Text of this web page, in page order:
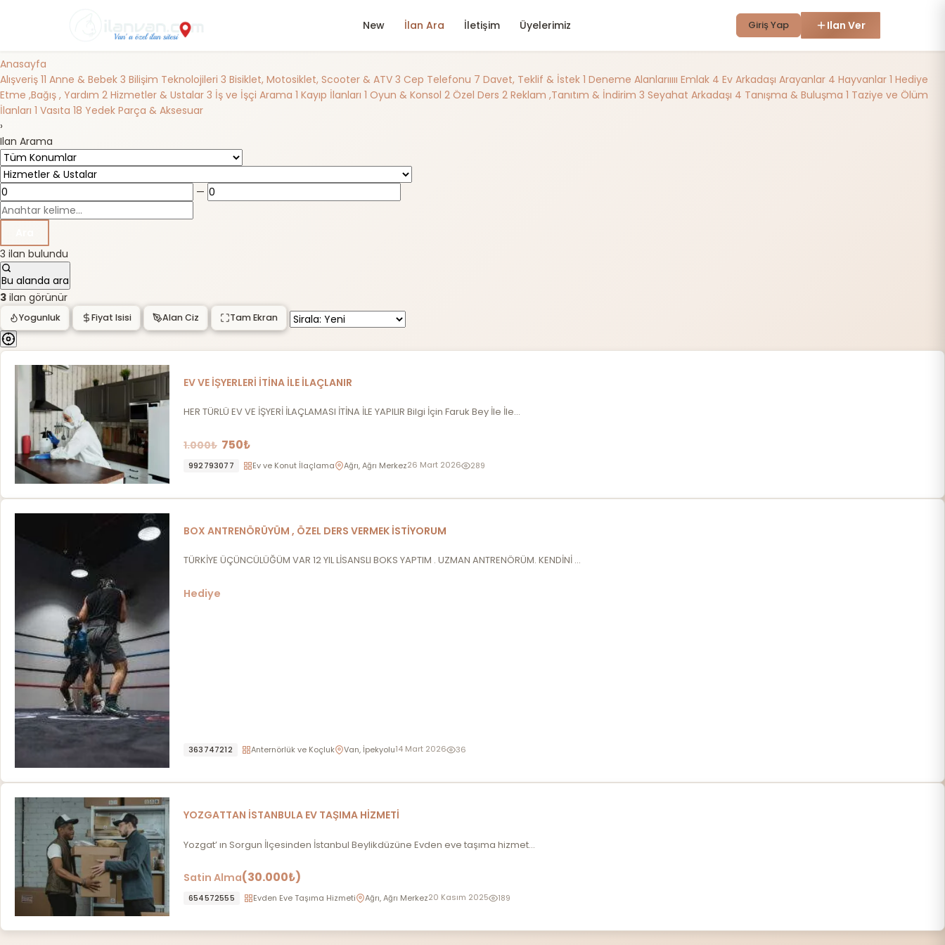
New İlan Ara İletişim Üyelerimiz Giriş Yap Ilan Ver
Anasayfa
Alışveriş 11 Anne & Bebek 3 Bilişim Teknolojileri 3 Bisiklet, Motosiklet, Scooter & ATV 3 Cep Telefonu 7 Davet, Teklif & İstek 1 Deneme Alanlarııııı Emlak 4 Ev Arkadaşı Arayanlar 4 Hayvanlar 1 Hediye
Etme ,Bağış , Yardım 2 Hizmetler & Ustalar 3 İş ve İşçi Arama 1 Kayıp İlanları 1 Oyun & Konsol 2 Özel Ders 2 Reklam ,Tanıtım & İndirim 3 Seyahat Arkadaşı 4 Tanışma & Buluşma 1 Taziye ve Ölüm
İlanları 1 Vasıta 18 Yedek Parça & Aksesuar
›
Ilan Arama
—
3 ilan bulundu
Bu alanda ara
3 ilan görünür
Yogunluk Fiyat Isisi Alan Ciz Tam Ekran
EV VE İŞYERLERİ İTİNA İLE İLAÇLANIR
HER TÜRLÜ EV VE İŞYERİ İLAÇLAMASI İTİNA İLE YAPILIR Bilgi İçin Faruk Bey İle İle...
1.000₺ 750₺
992793077 Ev ve Konut İlaçlama Ağrı, Ağrı Merkez26 Mart 2026 289
BOX ANTRENÖRÜYÜM , ÖZEL DERS VERMEK İSTİYORUM
TÜRKİYE ÜÇÜNCÜLÜĞÜM VAR 12 YIL LİSANSLI BOKS YAPTIM . UZMAN ANTRENÖRÜM. KENDİNİ ...
Hediye
363747212 Anternörlük ve Koçluk Van, İpekyolu14 Mart 2026 36
YOZGATTAN İSTANBULA EV TAŞIMA HİZMETİ
Yozgat’ ın Sorgun İlçesinden İstanbul Beylikdüzüne Evden eve taşıma hizmet...
Satin Alma(30.000₺)
654572555 Evden Eve Taşıma Hizmeti Ağrı, Ağrı Merkez20 Kasım 2025 189